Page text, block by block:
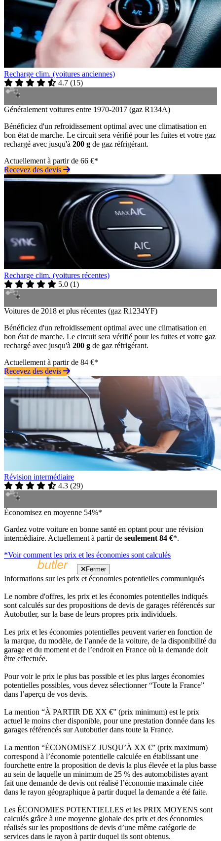
Recharge clim. (voitures anciennes)
4.7 (15)
Généralement voitures entre 1970-2017 (gaz R134A)
Bénéficiez d'un refroidissement optimal avec une climatisation en
bon état de marche. Le circuit sera vérifié pour les fuites et votre gaz
rechargé avec jusqu'à 200 g de gaz réfrigérant.
Actuellement à partir de 66 €*
Recevez des devis
Recharge clim. (voitures récentes)
5.0 (1)
Voitures de 2018 et plus récentes (gaz R1234YF)
Bénéficiez d'un refroidissement optimal avec une climatisation en
bon état de marche. Le circuit sera vérifié pour les fuites et votre gaz
rechargé avec jusqu'à 200 g de gaz réfrigérant.
Actuellement à partir de 84 €*
Recevez des devis
Révision intermédiaire
4.3 (29)
Économisez en moyenne 54%*
Gardez votre voiture en bonne santé en optant pour une révision
intermédiaire. Actuellement à partir de seulement 84 €*.
*Voir comment les prix et les économies sont calculés
Fermer
Informations sur les prix et économies potentielles communiqués
Le nombre d'offres, les prix et les économies potentielles indiqués
sont calculés sur des propositions de devis de garages référencés sur
Autobutler, sur la base de leurs propres prix individuels.
Les prix et les économies potentielles peuvent varier en fonction de
la marque, du modèle, de l’année de la voiture, de la disponibilité du
garage et du moment et de l’endroit en France où la demande doit
être effectuée.
Pour voir le prix le plus bas possible et les plus larges économies
potentielles possibles, vous devez sélectionner “Toute la France”
dans l’aperçu de vos devis.
La mention “À PARTIR DE XX €” (prix minimum) est le prix
actuel le moins cher disponible, pour une prestation donnée dans les
garages référencés sur Autobutler dans toute la France.
La mention “ÉCONOMISEZ JUSQU’À XX €” (prix maximum)
correspond à l’économie potentielle calculée en établissant une
fourchette entre la proposition de devis la plus élevée et la plus basse
au sein de laquelle un minimum de 25 % des automobilistes ayant
fait une demande de devis ont réalisé l’économie maximale citée
dans le rayon géographique à partir duquel la demande a été faite.
Les ÉCONOMIES POTENTIELLES et les PRIX MOYENS sont
calculés grâce à une moyenne globale des prix et des économies
réalisés sur les propositions de devis d’une même catégorie de
services dans le rayon à partir duquel ils sont obtenus.